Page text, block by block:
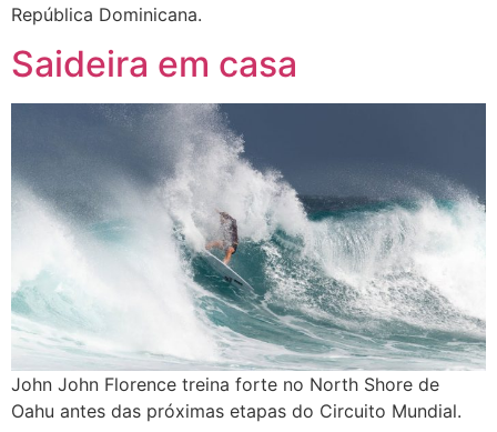
República Dominicana.
Saideira em casa
John John Florence treina forte no North Shore de
Oahu antes das próximas etapas do Circuito Mundial.